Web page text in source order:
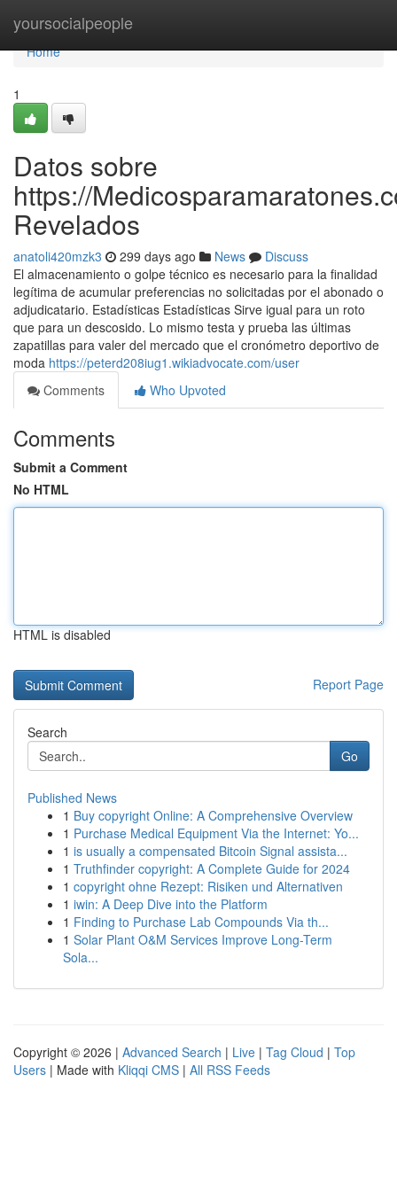
yoursocialpeople
Home
Home
1
Datos sobre
https://
Revelados
anatoli420mzk3 299 days ago News
Discuss
El almacenamiento o golpe técnico es necesario para la finalidad
legítima de acumular preferencias no solicitadas por el abonado o
adjudicatario. Estadísticas Estadísticas Sirve igual para un roto
que para un descosido. Lo mismo testa y prueba las últimas
zapatillas para valer del mercado que el cronómetro deportivo de
moda https://peterd208iug1.wikiadvocate.com/user
Comments
Who Upvoted
Comments
Submit a Comment
No HTML
HTML is disabled
Report Page
Search
Go
Published News
1 Buy copyright Online: A Comprehensive Overview
1 Purchase Medical Equipment Via the Internet: Yo...
1 is usually a compensated Bitcoin Signal assista...
1 Truthfinder copyright: A Complete Guide for 2024
1 copyright ohne Rezept: Risiken und Alternativen
1 iwin: A Deep Dive into the Platform
1 Finding to Purchase Lab Compounds Via th...
1 Solar Plant O&M Services Improve Long-Term
Sola...
Copyright © 2026 | Advanced Search | Live | Tag Cloud | Top
Users | Made with Kliqqi CMS | All RSS Feeds